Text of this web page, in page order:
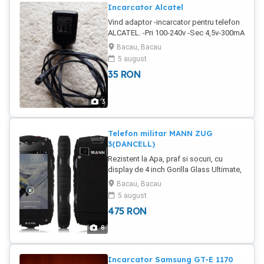
3
Incarcator Alcatel
Vind adaptor -incarcator pentru telefon
ALCATEL. -Pri 100-240v -Sec 4,5v-300mA
-50-60hz 100 A.
Bacau, Bacau
5 august
35 RON
8
Telefon militar MANN ZUG
3(DANCELL)
Rezistent la Apa, praf si socuri, cu
display de 4 inch Gorilla Glass Ultimate,
Android, procesor Qualcomm, etc.
Detalii mai jos: CPU: dual Core celular:
GSM, WCDMA Rezoluție de afișare:
480X320 Touch Screen Tip: ecran
512M CPU Producator: Qualcomm
Bacau, Bacau
5 august
475 RON
Incarcator Samsung GT-E 1170